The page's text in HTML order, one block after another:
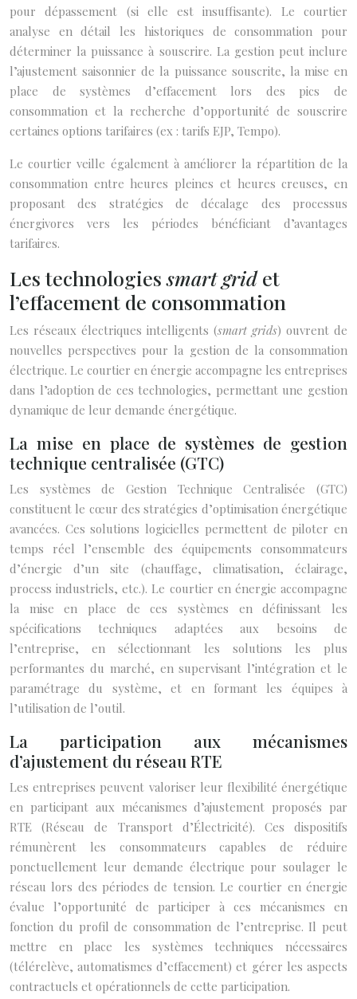
pour dépassement (si elle est insuffisante). Le courtier
analyse en détail les historiques de consommation pour
déterminer la puissance à souscrire. La gestion peut inclure
l’ajustement saisonnier de la puissance souscrite, la mise en
place de systèmes d’effacement lors des pics de
consommation et la recherche d’opportunité de souscrire
certaines options tarifaires (ex : tarifs EJP, Tempo).
Le courtier veille également à améliorer la répartition de la
consommation entre heures pleines et heures creuses, en
proposant des stratégies de décalage des processus
énergivores vers les périodes bénéficiant d’avantages
tarifaires.
Les technologiessmart gridet
l’effacement de consommation
Les réseaux électriques intelligents (smart grids) ouvrent de
nouvelles perspectives pour la gestion de la consommation
électrique. Le courtier en énergie accompagne les entreprises
dans l’adoption de ces technologies, permettant une gestion
dynamique de leur demande énergétique.
La mise en place de systèmes de gestion
technique centralisée (GTC)
Les systèmes de Gestion Technique Centralisée (GTC)
constituent le cœur des stratégies d’optimisation énergétique
avancées. Ces solutions logicielles permettent de piloter en
temps réel l’ensemble des équipements consommateurs
d’énergie d’un site (chauffage, climatisation, éclairage,
process industriels, etc.). Le courtier en énergie accompagne
la mise en place de ces systèmes en définissant les
spécifications techniques adaptées aux besoins de
l’entreprise, en sélectionnant les solutions les plus
performantes du marché, en supervisant l’intégration et le
paramétrage du système, et en formant les équipes à
l’utilisation de l’outil.
La participation aux mécanismes
d’ajustement du réseau RTE
Les entreprises peuvent valoriser leur flexibilité énergétique
en participant aux mécanismes d’ajustement proposés par
RTE (Réseau de Transport d’Électricité). Ces dispositifs
rémunèrent les consommateurs capables de réduire
ponctuellement leur demande électrique pour soulager le
réseau lors des périodes de tension. Le courtier en énergie
évalue l’opportunité de participer à ces mécanismes en
fonction du profil de consommation de l’entreprise. Il peut
mettre en place les systèmes techniques nécessaires
(télérelève, automatismes d’effacement) et gérer les aspects
contractuels et opérationnels de cette participation.